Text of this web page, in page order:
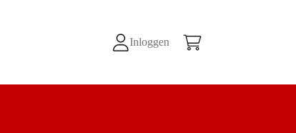
Inloggen Winkelwagen